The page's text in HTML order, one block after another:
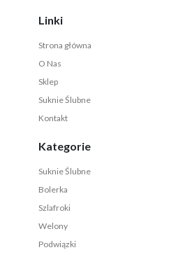
Linki
Strona główna
O Nas
Sklep
Suknie Ślubne
Kontakt
Kategorie
Suknie Ślubne
Bolerka
Szlafroki
Welony
Podwiązki